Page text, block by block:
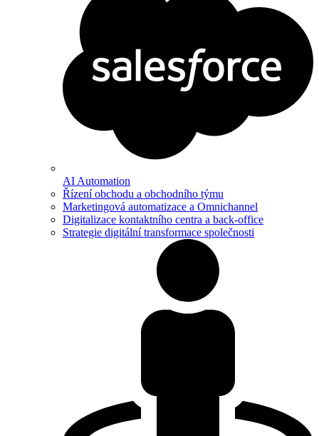
AI Automation
Řízení obchodu a obchodního týmu
Marketingová automatizace a Omnichannel
Digitalizace kontaktního centra a back-office
Strategie digitální transformace společnosti